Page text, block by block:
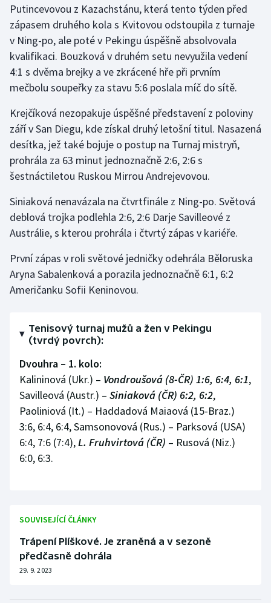
Stolní tenis
Triatlon
Veslování
Vodní slalom
Volejbal
Ostatní
Putincevovou z Kazachstánu, která tento týden před
zápasem druhého kola s Kvitovou odstoupila z turnaje
v Ning-po, ale poté v Pekingu úspěšně absolvovala
kvalifikaci. Bouzková v druhém setu nevyužila vedení
4:1 s dvěma brejky a ve zkrácené hře při prvním
mečbolu soupeřky za stavu 5:6 poslala míč do sítě.
Krejčíková nezopakuje úspěšné představení z poloviny
září v San Diegu, kde získal druhý letošní titul. Nasazená
desítka, jež také bojuje o postup na Turnaj mistryň,
prohrála za 63 minut jednoznačně 2:6, 2:6 s
šestnáctiletou Ruskou Mirrou Andrejevovou.
Siniaková nenavázala na čtvrtfinále z Ning-po. Světová
deblová trojka podlehla 2:6, 2:6 Darje Savilleové z
Austrálie, s kterou prohrála i čtvrtý zápas v kariéře.
První zápas v roli světové jedničky odehrála Běloruska
Aryna Sabalenková a porazila jednoznačně 6:1, 6:2
Američanku Sofii Keninovou.
Tenisový turnaj mužů a žen v Pekingu
(tvrdý povrch):
Dvouhra – 1. kolo:
Kalininová (Ukr.) – Vondroušová (8-ČR) 1:6, 6:4, 6:1,
Savilleová (Austr.) – Siniaková (ČR) 6:2, 6:2,
Paoliniová (It.) – Haddadová Maiaová (15-Braz.)
3:6, 6:4, 6:4, Samsonovová (Rus.) – Parksová (USA)
6:4, 7:6 (7:4),L. Fruhvirtová (ČR) – Rusová (Niz.)
6:0, 6:3.
SOUVISEJÍCÍ ČLÁNKY
Trápení Plíškové. Je zraněná a v sezoně
předčasně dohrála
29. 9. 2023